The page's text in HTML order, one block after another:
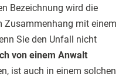
Bezeichnung wird die
Zusammenhang mit einem
Sie den Unfall nicht
von einem Anwalt
ist auch in einem solchen